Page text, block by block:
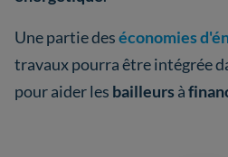
Une partie deséconomies
travaux pourra être intégrée
pour aider les bailleurs à